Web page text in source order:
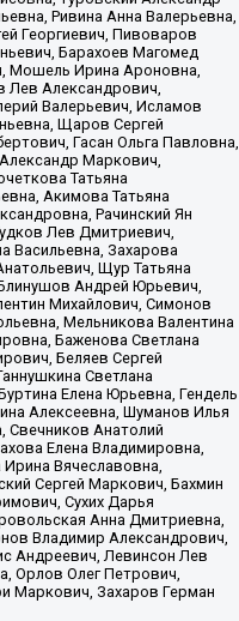
Ривина Анна Валерьевна,
Георгиевич, Пивоваров
Барахоев Магомед
Мошель Ирина Ароновна,
Лев Александрович,
Валерьевич, Исламов
Щаров Сергей
Гасан Ольга Павловна,
Маркович,
Татьяна
Акимова Татьяна
Рачинский Ян
Лев Дмитриевич,
Васильевна, Захарова
Щур Татьяна
Андрей Юрьевич,
Михайлович, Симонов
Мельникова Валентина
Баженова Светлана
Беляев Сергей
Светлана
Елена Юрьевна, Гендель
Алексеевна, Шуманов Илья
Свечников Анатолий
Елена Владимировна,
Вячеславовна,
Сергей Маркович, Бахмин
Сухих Дарья
Анна Дмитриевна,
Владимир Александрович,
Андреевич, Левинсон Лев
Орлов Олег Петрович,
Маркович, Захаров Герман